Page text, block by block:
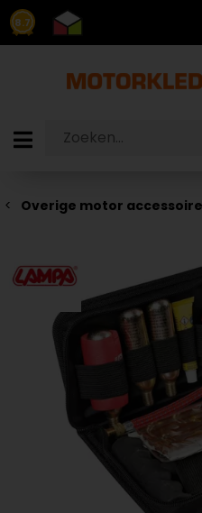
8.7
Overige motor